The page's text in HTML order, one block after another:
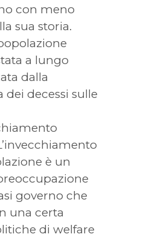
con meno
sua storia.
a lungo
dalla
dei decessi sulle
è un
governo che
una certa
di welfare